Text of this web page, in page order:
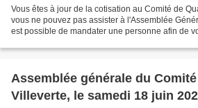
Vous êtes à jour de la cotisation au Comité de
vous ne pouvez pas assister à l'Assemblée
est possible de mandater une personne afin de
Assemblée générale du
Villeverte, le samedi 18 juin